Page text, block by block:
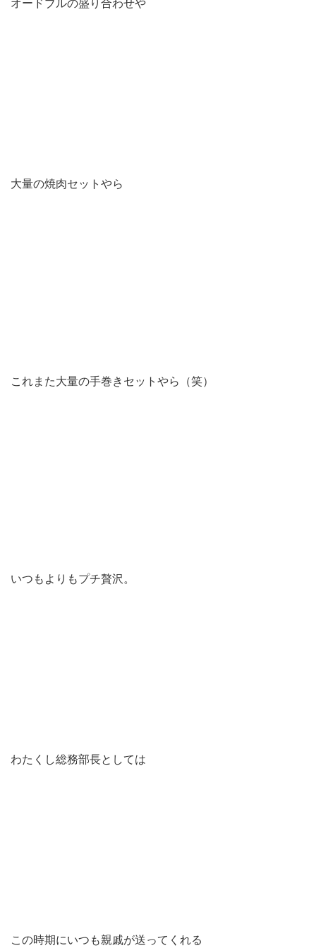
オードブルの盛り合わせや
大量の焼肉セットやら
これまた大量の手巻きセットやら（笑）
いつもよりもプチ贅沢。
わたくし総務部長としては
この時期にいつも親戚が送ってくれる